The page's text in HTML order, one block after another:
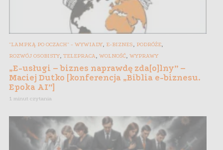
"LAMPKĄ PO OCZACH" - WYWIADY, E-BIZNES PODRÓŻE
ROZWÓJ OSOBISTY, TELEPRACA WOLNOŚĆ WYPRAWY
„E-usługi – biznes naprawdę zda[o]lny” –
Maciej Dutko [konferencja „Biblia e-biznesu.
Epoka AI”]
1 minut czytania